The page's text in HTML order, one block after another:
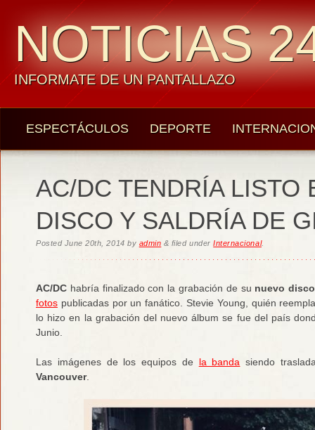
NOTICIAS
INFORMATE DE UN PANTALLAZO
ESPECTÁCULOS DEPORTE
AC/DC TENDRÍA LISTO
DISCO Y SALDRÍA DE
Posted June 20th, 2014 by admin & filed underInternacional.
AC/DC habría finalizado con la grabación de su nuevo disco
fotos publicadas por un fanático. Stevie Young, quién
lo hizo en la grabación del nuevo álbum se fue del país
Junio.
Las imágenes de los equipos de la banda siendo
Vancouver.